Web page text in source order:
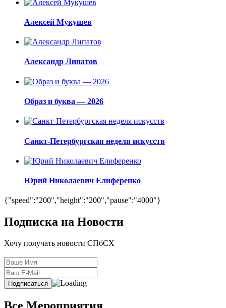
Алексей Мукушев
Александр Липатов
Образ и буква — 2026
Санкт-Петербургская неделя искусств
Юрий Николаевич Елиференко
{"speed":"200","height":"200","pause":"4000"}
Подписка на Новости
Хочу получать новости СПбСХ